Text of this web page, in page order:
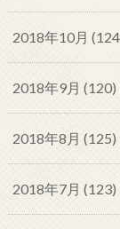
2018年10月
2018年9月 (120)
2018年8月 (125)
2018年7月 (123)